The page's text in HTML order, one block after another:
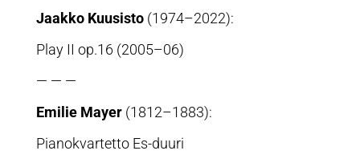
Jaakko Kuusisto(1974–2022):
Play II op.16 (2005–06)
— — —
Emilie Mayer(1812–1883):
Pianokvartetto Es-duuri